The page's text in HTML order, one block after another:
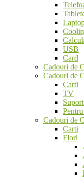
USB
Card
Cadouri de
Cadouri de
Carti
TV
Cadouri de
Carti
Flori